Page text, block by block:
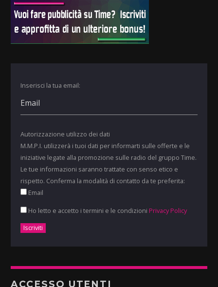
Inserisci la tua email:
Autorizzazione utilizzo dei dati
M.M.P.I. utilizzerà i tuoi dati per informarti sulle offerte e le
iniziative legate alla promozione sulle radio del gruppo Time.
Le tue informazioni saranno trattate con senso etico e
rispetto. Conferma la modalità di contatto da te preferita:
Email
Ho letto e accetto i termini e le condizioni Privacy Policy
ACCESSO UTENTI